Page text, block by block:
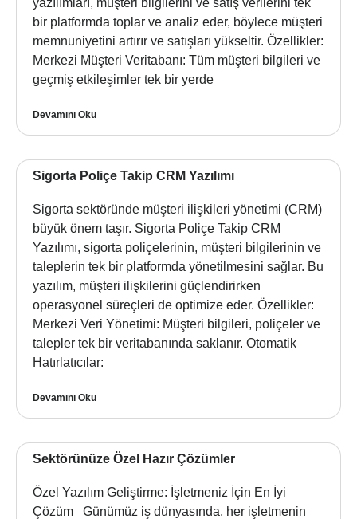
yazılımları, müşteri bilgilerini ve satış verilerini tek
bir platformda toplar ve analiz eder, böylece müşteri
memnuniyetini artırır ve satışları yükseltir. Özellikler:
Merkezi Müşteri Veritabanı: Tüm müşteri bilgileri ve
geçmiş etkileşimler tek bir yerde
Devamını Oku
Sigorta Poliçe Takip CRM Yazılımı
Sigorta sektöründe müşteri ilişkileri yönetimi (CRM)
büyük önem taşır. Sigorta Poliçe Takip CRM
Yazılımı, sigorta poliçelerinin, müşteri bilgilerinin ve
taleplerin tek bir platformda yönetilmesini sağlar. Bu
yazılım, müşteri ilişkilerini güçlendirirken
operasyonel süreçleri de optimize eder. Özellikler:
Merkezi Veri Yönetimi: Müşteri bilgileri, poliçeler ve
talepler tek bir veritabanında saklanır. Otomatik
Hatırlatıcılar:
Devamını Oku
Sektörünüze Özel Hazır Çözümler
Özel Yazılım Geliştirme: İşletmeniz İçin En İyi
Çözüm Günümüz iş dünyasında, her işletmenin